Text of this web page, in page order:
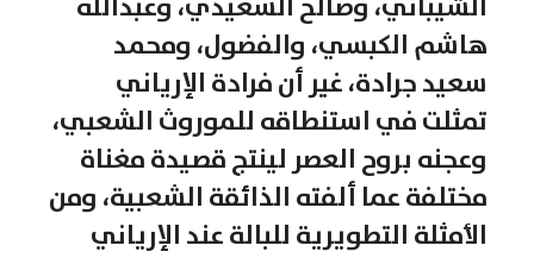
الشيباني، وصالح السعيدي، وعبدالله
هاشم الكبسي، والفضول، ومحمد
سعيد جرادة، غير أن فرادة الإرياني
تمثلت في استنطاقه للموروث الشعبي،
وعجنه بروح العصر لينتج قصيدة مغناة
مختلفة عما ألفته الذائقة الشعبية، ومن
الأمثلة التطويرية للبالة عند الإرياني